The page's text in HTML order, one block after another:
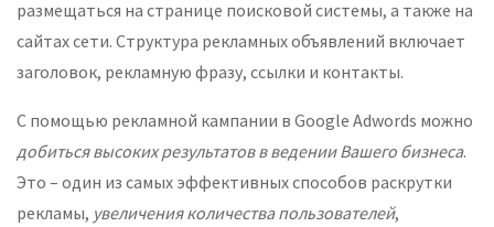
размещаться на странице поисковой системы, а также на
сайтах сети. Структура рекламных объявлений включает
заголовок, рекламную фразу, ссылки и контакты.
С помощью рекламной кампании в Google Adwords можно
добиться высоких результатов в ведении Вашего бизнеса.
Это – один из самых эффективных способов раскрутки
рекламы, увеличения количества пользователей,